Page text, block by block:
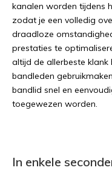
kanalen worden tijdens
zodat je een volledig
draadloze
prestaties te
altijd de allerbeste klank
bandleden
bandlid snel en
toegewezen worden.
In enkele